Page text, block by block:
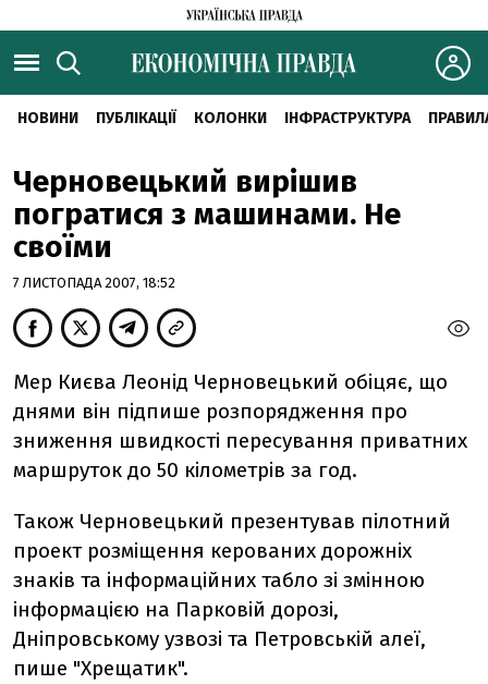
НОВИНИ ПУБЛІКАЦІЇ КОЛОНКИ ІНФРАСТРУКТУРА
Черновецький вирішив
погратися з машинами. Не
своїми
7 ЛИСТОПАДА 2007, 18:52
Мер Києва Леонід Черновецький обіцяє, що
днями він підпише розпорядження про
зниження швидкості пересування приватних
маршруток до 50 кілометрів за год.
Також Черновецький презентував пілотний
проект розміщення керованих дорожніх
знаків та інформаційних табло зі змінною
інформацією на Парковій дорозі,
Дніпровському узвозі та Петровській алеї,
пише "Хрещатик".